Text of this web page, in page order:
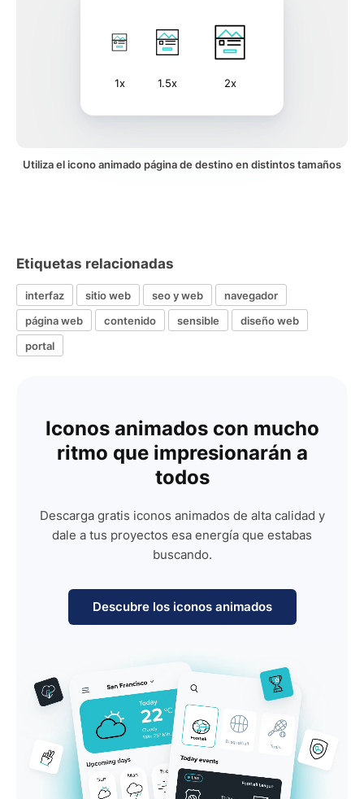
1x 1.5x 2x
Utiliza el icono animado página de destino en distintos tamaños
Etiquetas relacionadas
interfaz sitio web seo y web
navegador
página web
contenido sensible
diseño web
portal
Iconos animados con mucho
ritmo que impresionarán a
todos
Descarga gratis iconos animados de alta calidad y
dale a tus proyectos esa energía que estabas
buscando.
Descubre los iconos animados